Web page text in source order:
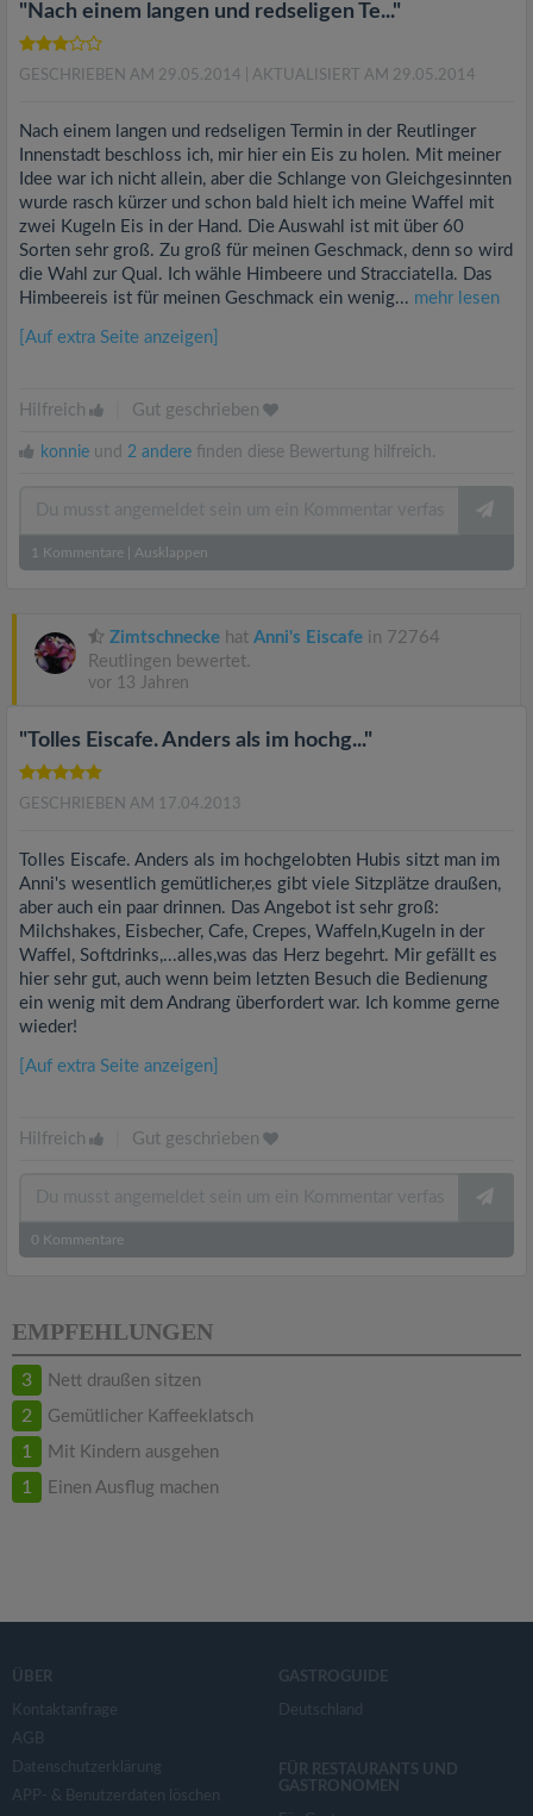
"Nach einem langen und redseligen Te..."
GESCHRIEBEN AM 29.05.2014 | AKTUALISIERT AM 29.05.2014
Nach einem langen und redseligen Termin in der Reutlinger
Innenstadt beschloss ich, mir hier ein Eis zu holen. Mit meiner
Idee war ich nicht allein, aber die Schlange von Gleichgesinnten
wurde rasch kürzer und schon bald hielt ich meine Waffel mit
zwei Kugeln Eis in der Hand. Die Auswahl ist mit über 60
Sorten sehr groß. Zu groß für meinen Geschmack, denn so wird
die Wahl zur Qual. Ich wähle Himbeere und Stracciatella. Das
Himbeereis ist für meinen Geschmack ein wenig... mehr lesen
[Auf extra Seite anzeigen]
Hilfreich Gut geschrieben
konnie und 2 andere finden diese Bewertung hilfreich.
1 Kommentare Ausklappen
Zimtschnecke hat Anni's Eiscafe in 72764
Reutlingen bewertet.
vor 13 Jahren
"Tolles Eiscafe. Anders als im hochg..."
GESCHRIEBEN AM 17.04.2013
Tolles Eiscafe. Anders als im hochgelobten Hubis sitzt man im
Anni's wesentlich gemütlicher,es gibt viele Sitzplätze draußen,
aber auch ein paar drinnen. Das Angebot ist sehr groß:
Milchshakes, Eisbecher, Cafe, Crepes, Waffeln,Kugeln in der
Waffel, Softdrinks,...alles,was das Herz begehrt. Mir gefällt es
hier sehr gut, auch wenn beim letzten Besuch die Bedienung
ein wenig mit dem Andrang überfordert war. Ich komme gerne
wieder!
[Auf extra Seite anzeigen]
Hilfreich Gut geschrieben
0 Kommentare
EMPFEHLUNGEN
3 Nett draußen sitzen
2 Gemütlicher Kaffeeklatsch
1 Mit Kindern ausgehen
1 Einen Ausflug machen
ÜBER
Kontaktanfrage
AGB
Datenschutzerklärung
APP- & Benutzerdaten löschen
GASTROGUIDE
Deutschland
FÜR RESTAURANTS UND
GASTRONOMEN
n